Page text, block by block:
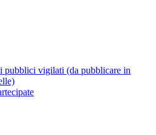
pubblici vigilati (da pubblicare in